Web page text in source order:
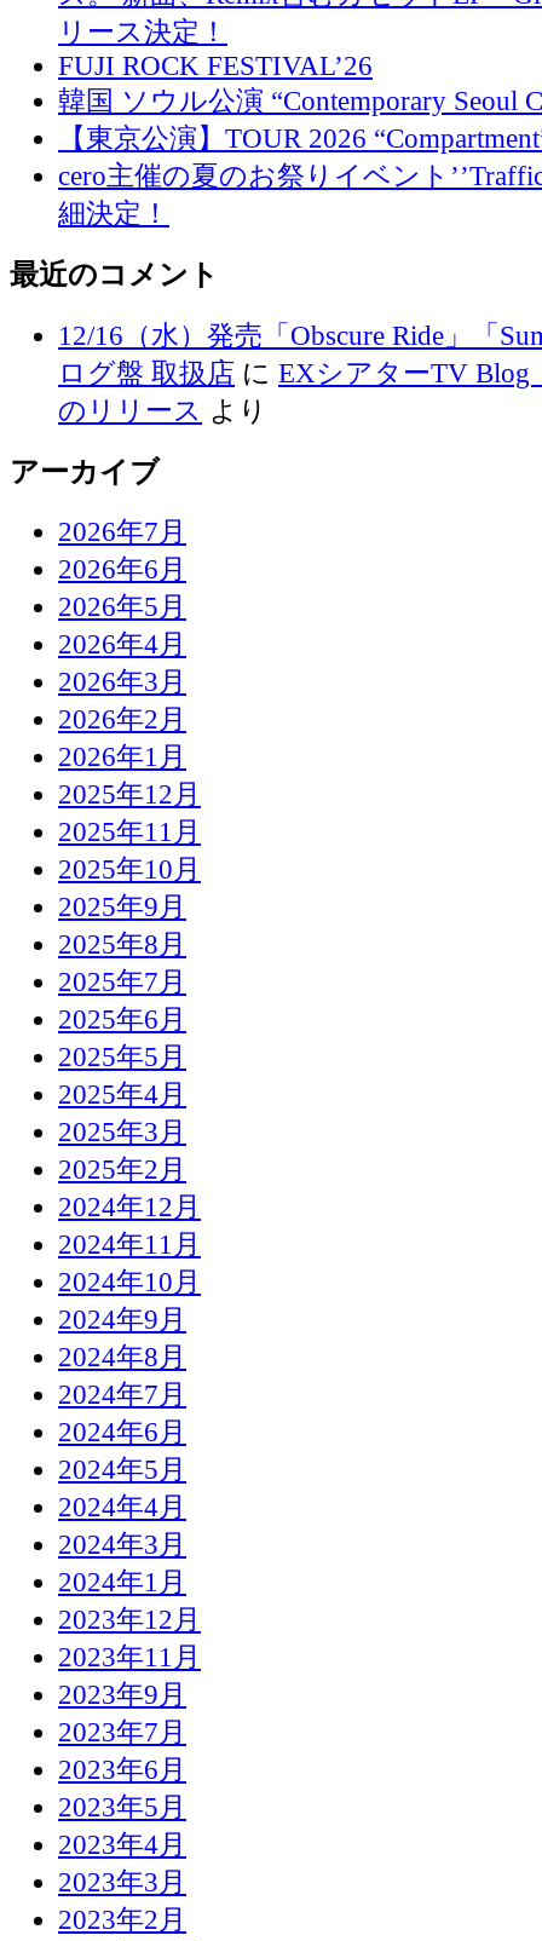
リース決定！
FUJI ROCK FESTIVAL’26
韓国 ソウル公演 “Contemporary Seoul
【東京公演】TOUR 2026
cero主催の夏のお祭りイベント
細決定！
最近のコメント
12/16（水）発売「Obscure Ride」「
ログ盤 取扱店 に EXシアターTV Blog
のリリース より
アーカイブ
2026年7月
2026年6月
2026年5月
2026年4月
2026年3月
2026年2月
2026年1月
2025年12月
2025年11月
2025年10月
2025年9月
2025年8月
2025年7月
2025年6月
2025年5月
2025年4月
2025年3月
2025年2月
2024年12月
2024年11月
2024年10月
2024年9月
2024年8月
2024年7月
2024年6月
2024年5月
2024年4月
2024年3月
2024年1月
2023年12月
2023年11月
2023年9月
2023年7月
2023年6月
2023年5月
2023年4月
2023年3月
2023年2月